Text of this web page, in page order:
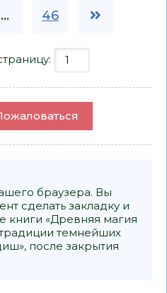
... 46
браузера. Вы
сделать закладку и
книги «Древняя магия
темнейших
после закрытия